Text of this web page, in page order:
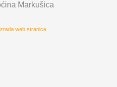
Markušica
Izrada web stranica